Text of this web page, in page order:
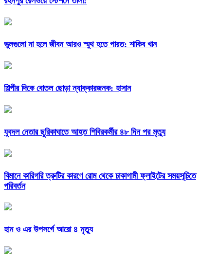
ভুলগুলো না হলে জীবন আরও স্মুথ হতে পারত: শাকিব খান
শিল্পীর দিকে বোতল ছোড়া ন্যাক্কারজনক: হাসান
যুবদল নেতার ছুরিকাঘাতে আহত শিবিরকর্মীর ৪৮ দিন পর মৃত্যু
বিমানে কারিগরি ত্রুটির কারণে রোম থেকে ঢাকাগামী ফ্লাইটের সময়সূচিতে
পরিবর্তন
হাম ও এর উপসর্গে আরো ৪ মৃত্যু